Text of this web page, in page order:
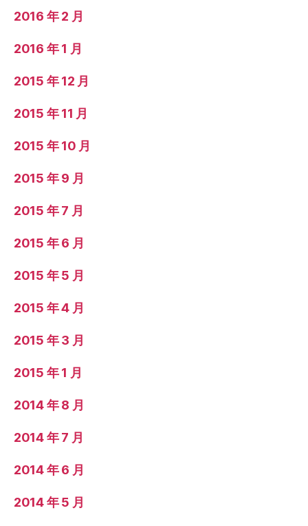
2016 年 2 月
2016 年 1 月
2015 年 12 月
2015 年 11 月
2015 年 10 月
2015 年 9 月
2015 年 7 月
2015 年 6 月
2015 年 5 月
2015 年 4 月
2015 年 3 月
2015 年 1 月
2014 年 8 月
2014 年 7 月
2014 年 6 月
2014 年 5 月